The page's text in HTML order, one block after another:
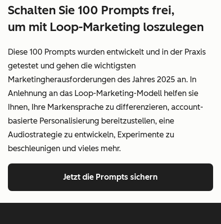
Schalten Sie 100 Prompts frei,
um mit Loop-Marketing loszulegen
Diese 100 Prompts wurden entwickelt und in der Praxis
getestet und gehen die wichtigsten
Marketingherausforderungen des Jahres 2025 an. In
Anlehnung an das Loop-Marketing-Modell helfen sie
Ihnen, Ihre Markensprache zu differenzieren, account-
basierte Personalisierung bereitzustellen, eine
Audiostrategie zu entwickeln, Experimente zu
beschleunigen und vieles mehr.
Jetzt die Prompts sichern